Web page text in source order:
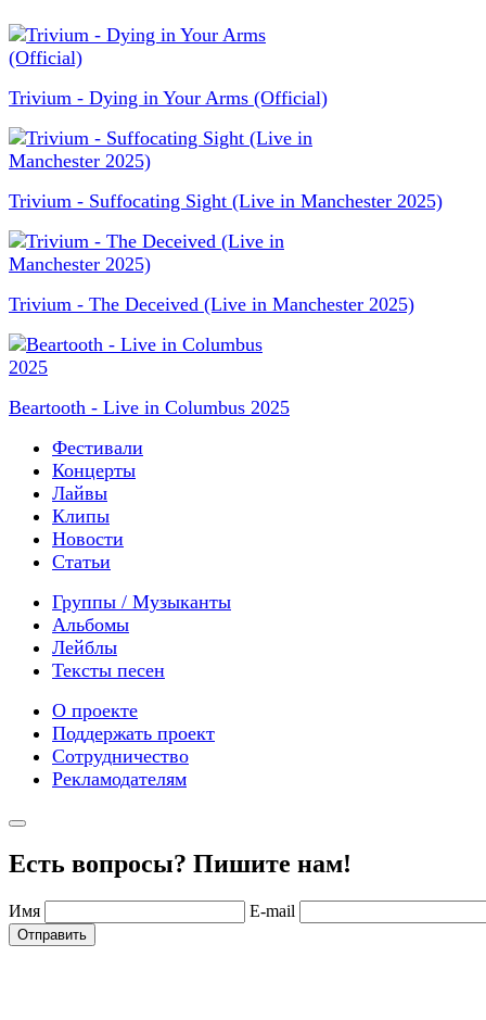
Trivium - Dying in Your Arms (Official)
Trivium - Suffocating Sight (Live in Manchester 2025)
Trivium - The Deceived (Live in Manchester 2025)
Beartooth - Live in Columbus 2025
Фестивали
Концерты
Лайвы
Клипы
Новости
Статьи
Группы / Музыканты
Альбомы
Лейблы
Тексты песен
О проекте
Поддержать проект
Сотрудничество
Рекламодателям
Есть вопросы? Пишите нам!
Имя E-mail